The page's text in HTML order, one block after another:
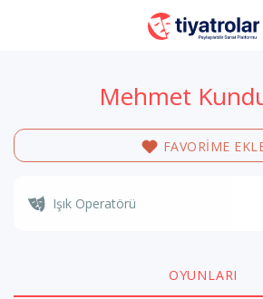
Mehmet
FAVORİME
Işık Operatörü
OYUNLARI